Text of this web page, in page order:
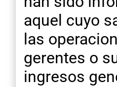
aquel cuyo
las
gerentes o
ingresos